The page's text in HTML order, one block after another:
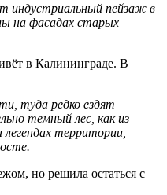
индустриальный пейзаж в
на фасадах старых
в Калининграде. В
туда редко ездят
темный лес, как из
территории,
но решила остаться с